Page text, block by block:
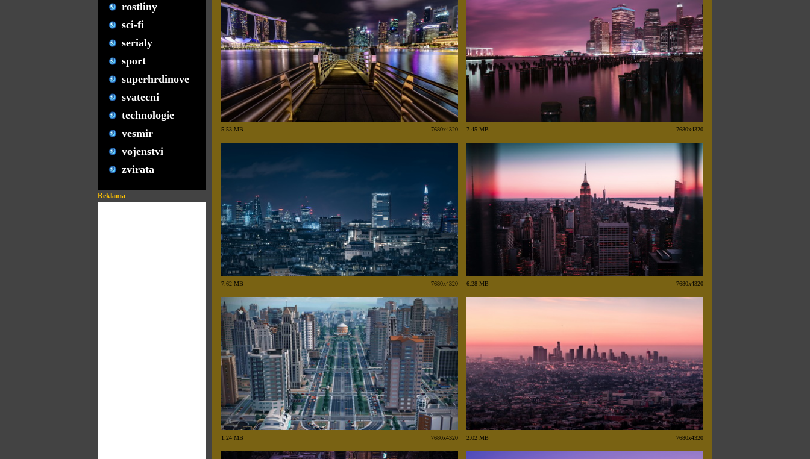
rostliny
sci-fi
serialy
sport
superhrdinove
svatecni
technologie
vesmir
vojenstvi
zvirata
Reklama
5.53 MB 7680x4320 7.45 MB 7680x4320
7.62 MB 7680x4320 6.28 MB 7680x4320
1.24 MB 7680x4320 2.02 MB 7680x4320